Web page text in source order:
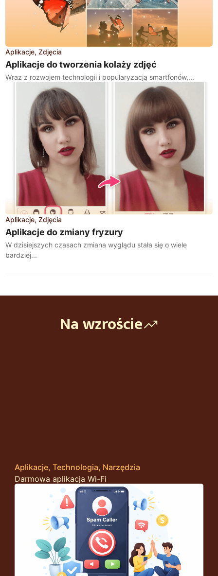
Aplikacje Zdjęcia
Aplikacje do tworzenia kolaży zdjęć
Wraz z rozwojem technologii i popularyzacją smartfonów,...
Aplikacje Zdjęcia
Aplikacje do zmiany fryzury
W dzisiejszych czasach zmiana wyglądu stała się o wiele
bardziej...
Na wzroście
Aplikacje Technologia Narzędzia
Darmowa aplikacja Wi-Fi